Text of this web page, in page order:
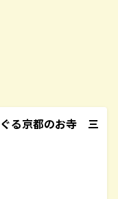
る京都のお寺 三